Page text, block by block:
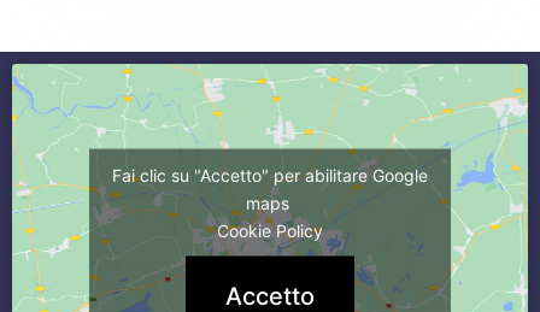
Fai clic su "Accetto" per abilitare Google
maps
Cookie Policy
Accetto